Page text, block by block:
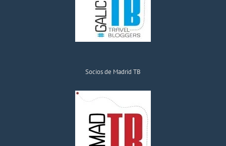
Socios de Madrid TB